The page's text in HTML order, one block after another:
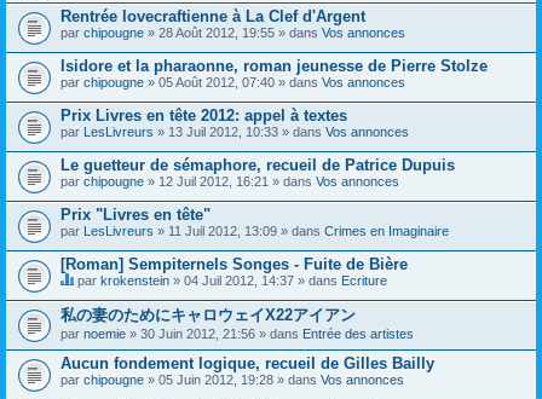
Rentrée lovecraftienne à La Clef d'Argent
par chipougne » 28 Août 2012, 19:55 » dans Vos annonces
Isidore et la pharaonne, roman jeunesse de Pierre Stolze
par chipougne » 05 Août 2012, 07:40 » dans Vos annonces
Prix Livres en tête 2012: appel à textes
par LesLivreurs » 13 Juil 2012, 10:33 » dans Vos annonces
Le guetteur de sémaphore, recueil de Patrice Dupuis
par chipougne » 12 Juil 2012, 16:21 » dans Vos annonces
Prix "Livres en tête"
par LesLivreurs » 11 Juil 2012, 13:09 » dans Crimes en Imaginaire
[Roman] Sempiternels Songes - Fuite de Bière
C
e
s
u
j
e
t
par krokenstein » 04 Juil 2012, 14:37 » dans Ecriture
私の妻のためにキャロウェイX22アイアン
par noemie » 30 Juin 2012, 21:56 » dans Entrée des artistes
Aucun fondement logique, recueil de Gilles Bailly
par chipougne » 05 Juin 2012, 19:28 » dans Vos annonces